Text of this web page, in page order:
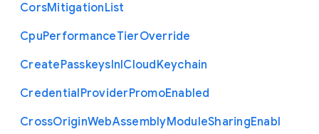
CorsMitigationList
CpuPerformanceTierOverride
CreatePasskeysInICloudKeychain
CredentialProviderPromoEnabled
CrossOriginWebAssemblyModuleSharingEnabl